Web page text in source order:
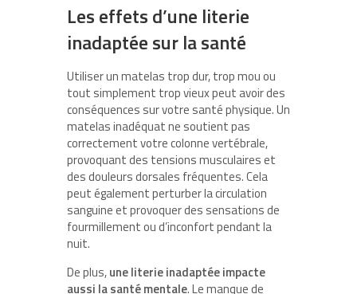
Les effets d’une literie
inadaptée sur la santé
Utiliser un matelas trop dur, trop mou ou
tout simplement trop vieux peut avoir des
conséquences sur votre santé physique. Un
matelas inadéquat ne soutient pas
correctement votre colonne vertébrale,
provoquant des tensions musculaires et
des douleurs dorsales fréquentes. Cela
peut également perturber la circulation
sanguine et provoquer des sensations de
fourmillement ou d’inconfort pendant la
nuit.
De plus,une literie inadaptée impacte
aussi la santé mentale. Le manque de